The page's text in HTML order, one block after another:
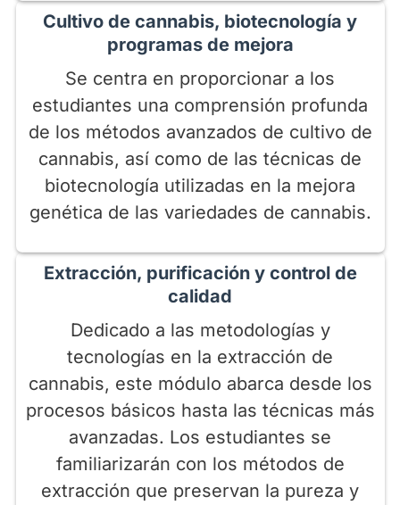
Cultivo de cannabis, biotecnología y
programas de mejora
Se centra en proporcionar a los
estudiantes una comprensión profunda
de los métodos avanzados de cultivo de
cannabis, así como de las técnicas de
biotecnología utilizadas en la mejora
genética de las variedades de cannabis.
Extracción, purificación y control de
calidad
Dedicado a las metodologías y
tecnologías en la extracción de
cannabis, este módulo abarca desde los
procesos básicos hasta las técnicas más
avanzadas. Los estudiantes se
familiarizarán con los métodos de
extracción que preservan la pureza y